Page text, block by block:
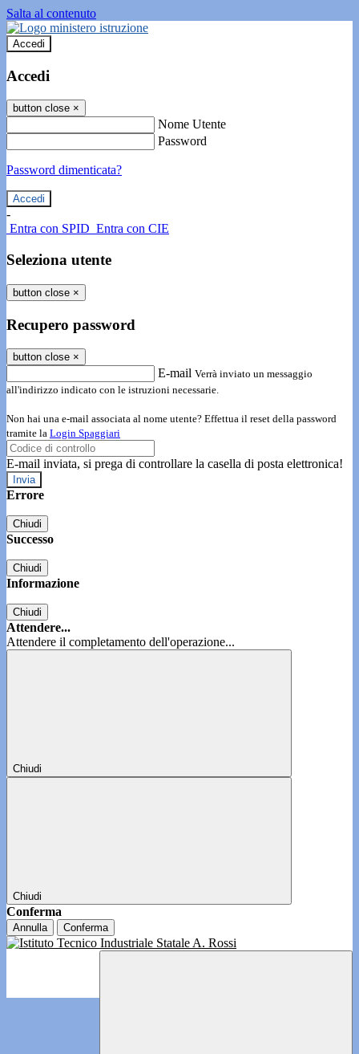
Salta al contenuto
Accedi
Accedi
button close ×
Nome Utente
Password
Password dimenticata?
-
Entra con SPID Entra con CIE
Seleziona utente
button close ×
Recupero password
button close ×
E-mail Verrà inviato un messaggio
all'indirizzo indicato con le istruzioni necessarie.
Non hai una e-mail associata al nome utente? Effettua il reset della password
tramite la Login Spaggiari
E-mail inviata, si prega di controllare la casella di posta elettronica!
Errore
Chiudi
Successo
Chiudi
Informazione
Chiudi
Attendere...
Attendere il completamento dell'operazione...
Chiudi
Chiudi
Conferma
Annulla Conferma